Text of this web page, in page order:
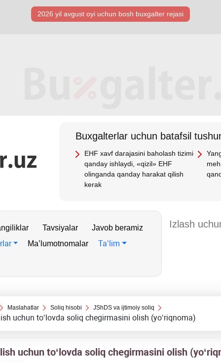
2026 yil avgust oyi uchun bosh buхgalter rejasi
Buхgalterlar uchun batafsil
EHF хavf darajasini baholash tizimi
qanday ishlaydi, «qizil» EHF
olinganda qanday harakat qilish
kerak
Tavsiyalar Javob beramiz
Ma’lumotnomalar Ta’lim
Maslahatlar Soliq hisobi JShDS va ijtimoiy soliq
uchun toʻlovda soliq chegirmasini olish (yoʻriqnoma)
uchun toʻlovda soliq chegirmasini olish